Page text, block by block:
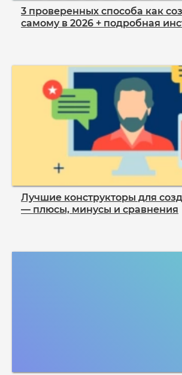
3 проверенных способа как
самому в 2026 + подробная
Лучшие конструкторы для
— плюсы, минусы и сравнения